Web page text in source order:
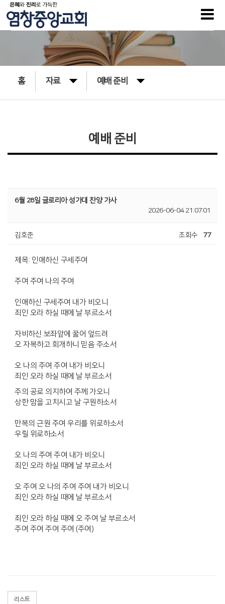
홈 자료 예배 준비
예배 준비
6월 28일 글로리아 성가대 찬양 가사
2026-06-04 21:07:01
김호준 조회수 77
제목: 인애하신 구세주여
주여 주여 나의 주여
인애하신 구세주여 내가 비오니
죄인 오라 하실 때에 날 부르소서
자비하신 보좌앞에 꿇어 엎드려
오 자복하고 회개하니 믿음 주소서
오 나의 주여 주여 내가 비오니
죄인 오라 하실 때에 날 부르소서
주의 공로 의지하여 주께 가오니
상한 맘을 고치시고 날 구원하소서
만복의 근원 주여 우리를 위로하소서
우릴 위로하소서
오 나의 주여 주여 내가 비오니
죄인 오라 하실 때에 날 부르소서
오 주여 오 나의 주여 주여 내가 비오니
죄인 오라 하실 때에 날 부르소서
죄인 오라 하실 때에 오 주여 날 부르소서
주여 주여 주여 주여 (주여)
리스트